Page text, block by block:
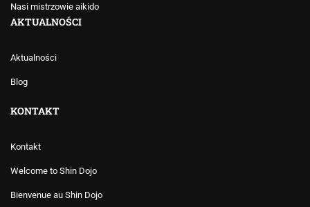
Nasi mistrzowie aikido
AKTUALNOŚCI
Aktualności
Blog
KONTAKT
Kontakt
Welcome to Shin Dojo
Bienvenue au Shin Dojo